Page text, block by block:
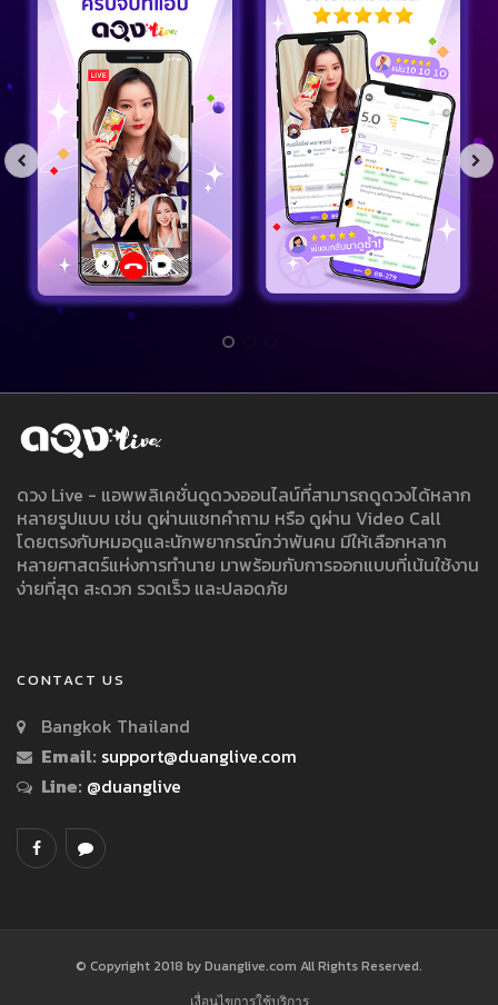
ดวง Live - แอพพลิเคชั่นดูดวงออนไลน์ที่สามารถดูดวงได้หลาก
หลายรูปแบบ เช่น ดูผ่านแชทคำถาม หรือ ดูผ่าน Video Call
โดยตรงกับหมอดูและนักพยากรณ์กว่าพันคน มีให้เลือกหลาก
หลายศาสตร์แห่งการทำนาย มาพร้อมกับการออกแบบที่เน้นใช้งาน
ง่ายที่สุด สะดวก รวดเร็ว และปลอดภัย
CONTACT US
Bangkok Thailand
Email: support@duanglive.com
Line: @duanglive
© Copyright 2018 by Duanglive.com All Rights Reserved.
เงื่อนไขการใช้บริการ